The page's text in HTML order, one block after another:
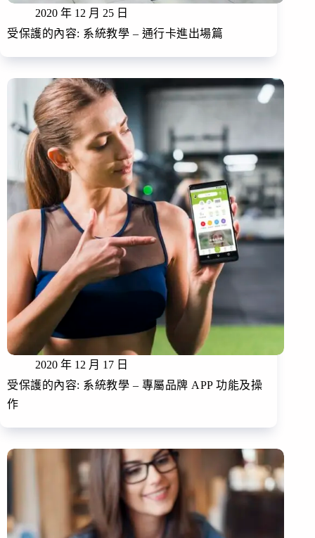
2020 年 12 月 25 日
受保護的內容: 系統教學 – 通行卡進出場篇
2020 年 12 月 17 日
受保護的內容: 系統教學 – 專屬品牌 APP 功能及操
作